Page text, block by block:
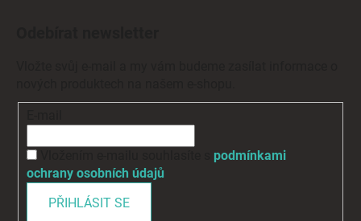
podmínkami
ochrany osobních údajů
PŘIHLÁSIT SE